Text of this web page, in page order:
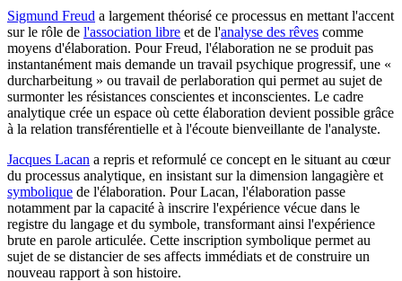
Sigmund Freud a largement théorisé ce processus en mettant l'accent
sur le rôle de l'association libre et de l'analyse des rêves comme
moyens d'élaboration. Pour Freud, l'élaboration ne se produit pas
instantanément mais demande un travail psychique progressif, une «
durcharbeitung » ou travail de perlaboration qui permet au sujet de
surmonter les résistances conscientes et inconscientes. Le cadre
analytique crée un espace où cette élaboration devient possible grâce
à la relation transférentielle et à l'écoute bienveillante de l'analyste.
Jacques Lacan a repris et reformulé ce concept en le situant au cœur
du processus analytique, en insistant sur la dimension langagière et
symbolique de l'élaboration. Pour Lacan, l'élaboration passe
notamment par la capacité à inscrire l'expérience vécue dans le
registre du langage et du symbole, transformant ainsi l'expérience
brute en parole articulée. Cette inscription symbolique permet au
sujet de se distancier de ses affects immédiats et de construire un
nouveau rapport à son histoire.